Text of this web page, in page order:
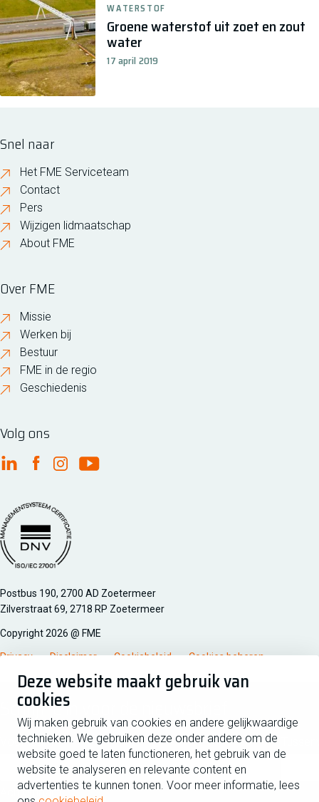
Deze website maakt gebruik van
cookies
Wij maken gebruik van cookies en andere gelijkwaardige
technieken. We gebruiken deze onder andere om de
website goed te laten functioneren, het gebruik van de
website te analyseren en relevante content en
advertenties te kunnen tonen. Voor meer informatie, lees
Groene waterstof uit zoet en zout
water
17 april 2019
WATERSTOF
Snel naar
Het FME Serviceteam
Contact
Pers
Wijzigen lidmaatschap
About FME
Over FME
Missie
Werken bij
Bestuur
FME in de regio
Geschiedenis
Volg ons
FME Linkedin
FME Facebook
FME Instagram
FME Youtube
Managementsyteem certificatie DNV iso/iec 27001
Postbus 190, 2700 AD Zoetermeer
Zilverstraat 69, 2718 RP Zoetermeer
Copyright 2026 @ FME
Privacy Disclaimer Cookiebeleid Cookies beheren
Schrijf je in voor de nieuwsbrief
Voornaam
Achternaam